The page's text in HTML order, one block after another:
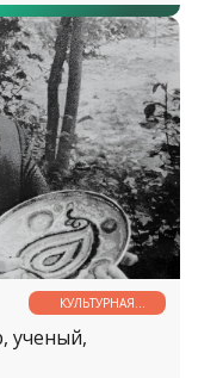
КУЛЬТУРНАЯ
СТРАНИЧКА
ученый,